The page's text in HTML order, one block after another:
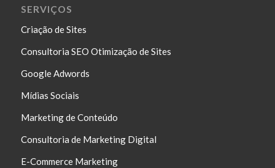
SERVIÇOS
Criação de Sites
Consultoria SEO Otimização de Sites
Google Adwords
Mídias Sociais
Marketing de Conteúdo
Consultoria de Marketing Digital
E-Commerce Marketing